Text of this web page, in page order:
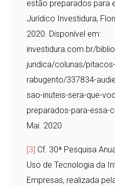
estão preparados para
Jurídico Investidura,
2020. Disponível em:
investidura.com.br/
juridica/colunas/
rabugento/337834-
sao-inuteis-sera-que-
preparados-para-essa-
Mai. 2020
[3] Cf. 30ª Pesquisa
Uso de Tecnologia da
Empresas, realizada